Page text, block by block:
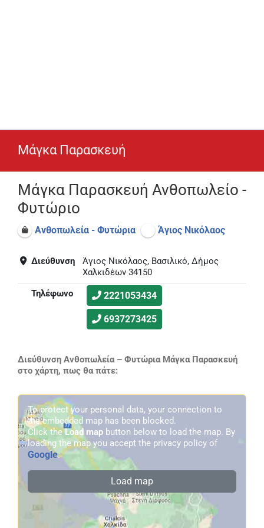
Μάγκα Παρασκευή
Μάγκα Παρασκευή Ανθοπωλείο -
Φυτώριο
Ανθοπωλεία - Φυτώρια Άγιος Νικόλαος
Διεύθυνση
Άγιος Νικόλαος, Βασιλικό, Δήμος
Χαλκιδέων 34150
Τηλέφωνο
2221053434
6937273425
Διεύθυνση Ανθοπωλεία – Φυτώρια Μάγκα Παρασκευή
στο χάρτη, πως θα πάτε:
To protect your personal data, your connection to
the embedded map has been blocked.
Click theLoad map button below to load the map. By
loading the map you accept the privacy policy of
Google.
Load map